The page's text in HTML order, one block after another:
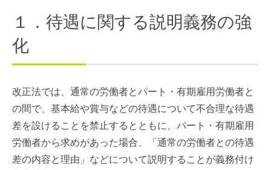
１．待遇に関する説明義務の強
化
改正法では、通常の労働者とパート・有期雇用労働者と
の間で、基本給や賞与などの待遇について不合理な待遇
差を設けることを禁止するとともに、パート・有期雇用
労働者から求めがあった場合、「通常の労働者との待遇
差の内容と理由」などについて説明することが義務付け